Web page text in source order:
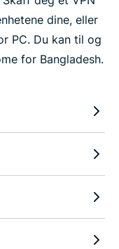
dine, eller
PC. Du kan til og
for Bangladesh.